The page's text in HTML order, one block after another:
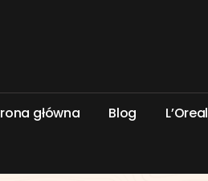
rona główna Blog L’Oreal